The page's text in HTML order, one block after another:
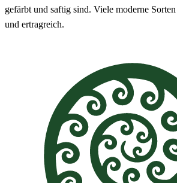
gefärbt und saftig sind. Viele moderne
und ertragreich.